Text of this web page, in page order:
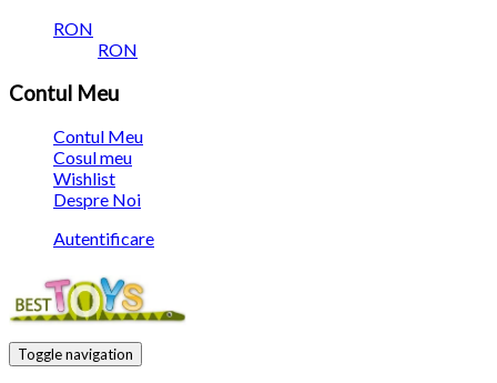
RON
RON
Contul Meu
Contul Meu
Cosul meu
Wishlist
Despre Noi
Autentificare
Toggle navigation